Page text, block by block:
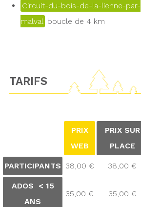
Circuit-du-bois-de-la-lienne-par-
malval boucle de 4 km
TARIFS
PRIX
WEB
PRIX SUR
PLACE
PARTICIPANTS 38,00 € 38,00 €
ADOS < 15
ANS
35,00 € 35,00 €